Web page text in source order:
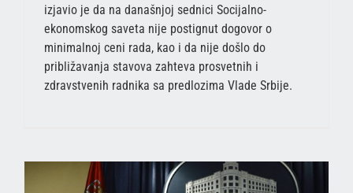
izjavio je da na današnjoj sednici Socijalno-
ekonomskog saveta nije postignut dogovor o
minimalnoj ceni rada, kao i da nije došlo do
približavanja stavova zahteva prosvetnih i
zdravstvenih radnika sa predlozima Vlade Srbije.